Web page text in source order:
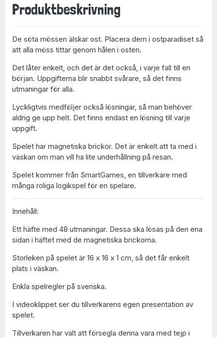
Produktbeskrivning
De söta mössen älskar ost. Placera dem i ostparadiset så
att alla möss tittar genom hålen i osten.
Det låter enkelt, och det är det också, i varje fall till en
början. Uppgifterna blir snabbt svårare, så det finns
utmaningar för alla.
Lyckligtvis medföljer också lösningar, så man behöver
aldrig ge upp helt. Det finns endast en lösning till varje
uppgift.
Spelet har magnetiska brickor. Det är enkelt att ta med i
väskan om man vill ha lite underhållning på resan.
Spelet kommer från SmartGames, en tillverkare med
många roliga logikspel för en spelare.
Innehåll:
Ett häfte med 48 utmaningar. Dessa ska lösas på den ena
sidan i häftet med de magnetiska brickorna.
Storleken på spelet är 16 x 16 x 1 cm, så det får enkelt
plats i väskan.
Enkla spelregler på svenska.
I videoklippet ser du tillverkarens egen presentation av
spelet.
Tillverkaren har valt att försegla denna vara med tejp i